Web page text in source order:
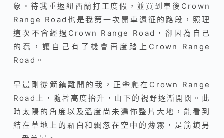
象。待我重返紐西蘭打工度假，並買到車後Crown
Range Road也是我第一次開車遠征的路段，照理
這次不會經過Crown Range Road，卻因為自己
的蠢，讓自己有了機會再度踏上Crown Range
Road。
早晨剛從箭鎮離開的我，正攀爬在Crown Range
Road上，隨著高度抬升，山下的視野逐漸開闊。此
時太陽的角度以及溫度尚未遍佈整片大地，能看到
結在草地上的霜白和飄忽在空中的薄霧，是箭鎮另